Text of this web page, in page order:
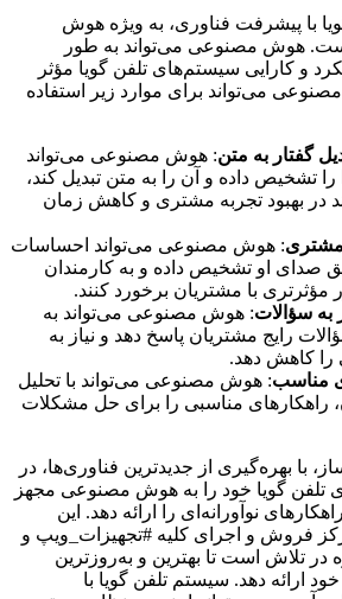
با پیشرفت فناوری، به ویژه هوش
هوش مصنوعی می‌تواند به طور
و کارایی سیستم‌های تلفن گویا مؤثر
می‌تواند برای موارد زیر استفاده
گفتار به متن: هوش مصنوعی می‌تواند
تشخیص داده و آن را به متن تبدیل کند،
در بهبود تجربه مشتری و کاهش زمان
: هوش مصنوعی می‌تواند احساسات
صدای او تشخیص داده و به کارمندان
مؤثرتری با مشتریان برخورد کنند.
به سؤالات: هوش مصنوعی می‌تواند به
رایج مشتریان پاسخ دهد و نیاز به
را کاهش دهد.
مناسب: هوش مصنوعی می‌تواند با تحلیل
راهکارهای مناسبی را برای حل مشکلات
با بهره‌گیری از جدیدترین فناوری‌ها، در
تلفن گویا خود را به هوش مصنوعی مجهز
نوآورانه‌ای را ارائه دهد. این
فروش و اجرای کلیه #تجهیزات_ویپ و
در تلاش است تا بهترین و به‌روزترین
ارائه دهد. سیستم تلفن گویا با